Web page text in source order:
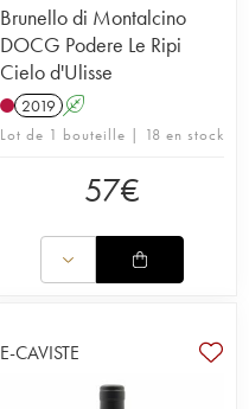
Brunello di Montalcino
DOCG Podere Le Ripi
Cielo d'Ulisse
2019 A
Lot de 1 bouteille | 18 en stock
57€
E-CAVISTE